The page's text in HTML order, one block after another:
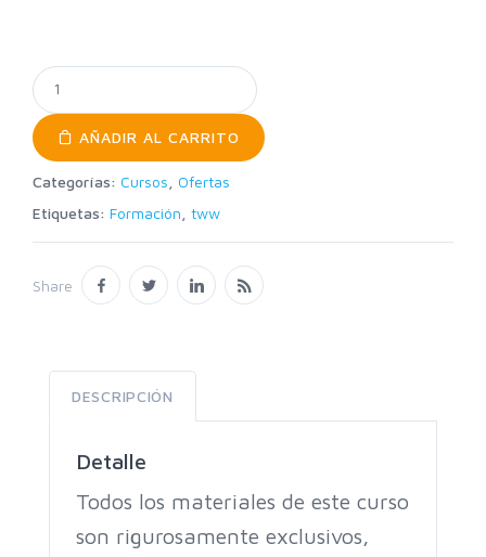
AÑADIR AL CARRITO
Categorías: Cursos
Ofertas
Etiquetas: Formación tww
Share
DESCRIPCIÓN
Detalle
Todos los materiales de este curso
son rigurosamente exclusivos,